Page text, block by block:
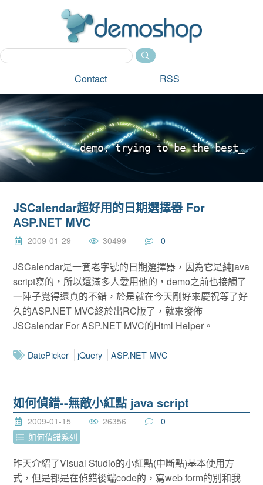
Contact RSS
demo, trying to be the best_
JSCalendar超好用的日期選擇器 For
ASP.NET MVC
2009-01-29 30499 0
JSCalendar是一套老字號的日期選擇器，因為它是純java
script寫的，所以還滿多人愛用他的，demo之前也接觸了
一陣子覺得還真的不錯，於是就在今天剛好來慶祝等了好
久的ASP.NET MVC終於出RC版了，就來發佈
JSCalendar For ASP.NET MVC的Html Helper。
DatePicker jQuery ASP.NET MVC
如何偵錯--無敵小紅點 java script
2009-01-15 26356
0
如何偵錯系列
昨天介紹了Visual Studio的小紅點(中斷點)基本使用方
式，但是都是在偵錯後端code的，寫web form的別和我